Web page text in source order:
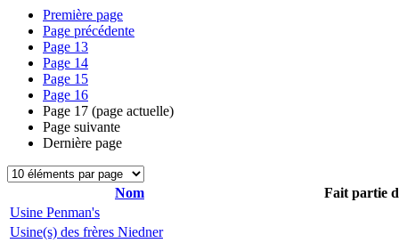
Première page
Page précédente
Page 13
Page 14
Page 15
Page 16
Page 17 (page actuelle)
Page suivante
Dernière page
Nom
Fait partie
Usine Penman's
Usine(s) des frères Niedner